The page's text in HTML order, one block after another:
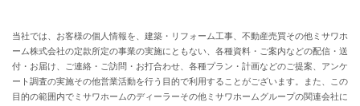
当社では、お客様の個人情報を、建築・リフォーム工事、不動産売買その他ミサワホ
ーム株式会社の定款所定の事業の実施にともない、各種資料・ご案内などの配信・送
付・お届け、ご連絡・ご訪問・お打合わせ、各種プラン・計画などのご提案、アンケ
ート調査の実施その他営業活動を行う目的で利用することがございます。また、この
目的の範囲内でミサワホームのディーラーその他ミサワホームグループの関連会社に